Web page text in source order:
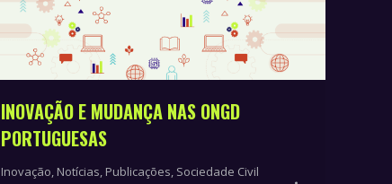
INOVAÇÃO E MUDANÇA NAS ONGD
PORTUGUESAS
Inovação, Notícias, Publicações, Sociedade Civil